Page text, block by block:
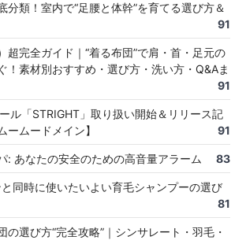
分類！室内で“足腰と体幹”を育てる選び方＆
91
超完全ガイド｜“着る布団”で肩・首・足元の
！素材別おすすめ・選び方・洗い方・Q&Aま
91
ル「STRIGHT」取り扱い開始＆リリース記
ームードメイン】
91
: あなたの安全のための高音量アラーム 83
同時に使いたいよい育毛シャンプーの選び
81
の選び方“完全攻略”｜シンサレート・羽毛・